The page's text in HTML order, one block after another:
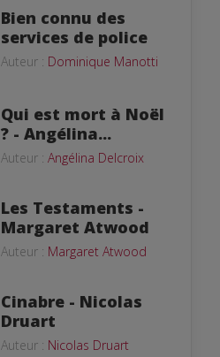
Bien connu des
services de police
Auteur : Dominique Manotti
Qui est mort à Noël
? - Angélina...
Auteur : Angélina Delcroix
Les Testaments -
Margaret Atwood
Auteur : Margaret Atwood
Cinabre - Nicolas
Druart
Auteur : Nicolas Druart